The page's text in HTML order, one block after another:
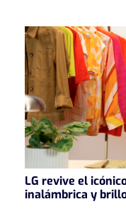
LG revive el
inalámbrica y